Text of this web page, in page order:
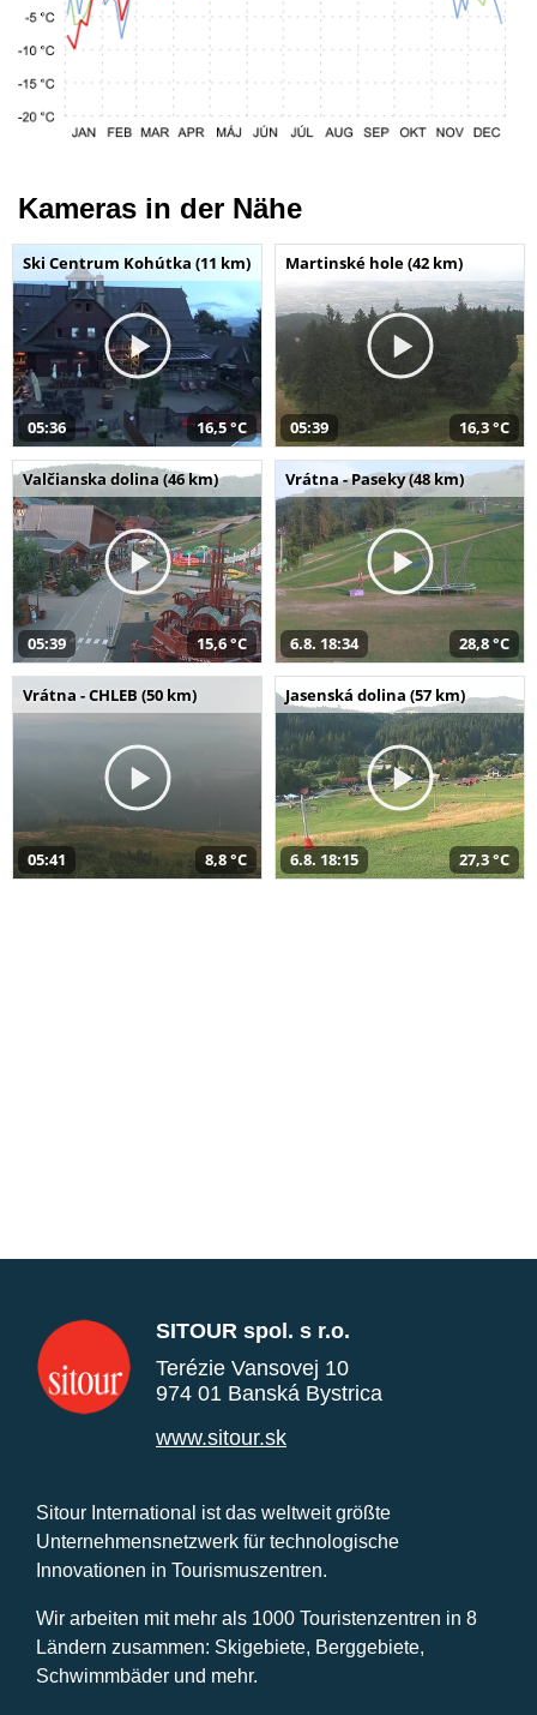
Kameras in der Nähe
Ski Centrum Kohútka (11 km)
05:36 16,5 °C
Martinské hole (42 km)
05:39 16,3 °C
Valčianska dolina (46 km)
05:39 15,6 °C
Vrátna - Paseky (48 km)
6.8. 18:34 28,8 °C
Vrátna - CHLEB (50 km)
05:41 8,8 °C
Jasenská dolina (57 km)
6.8. 18:15 27,3 °C
SITOUR spol. s r.o.
Terézie Vansovej 10
974 01 Banská Bystrica
www.sitour.sk
Sitour International ist das weltweit größte
Unternehmensnetzwerk für technologische
Innovationen in Tourismuszentren.
Wir arbeiten mit mehr als 1000 Touristenzentren in 8
Ländern zusammen: Skigebiete, Berggebiete,
Schwimmbäder und mehr.